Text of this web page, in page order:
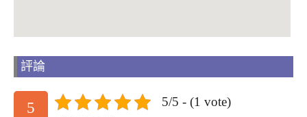
評論
5 5/5 - (1 vote)